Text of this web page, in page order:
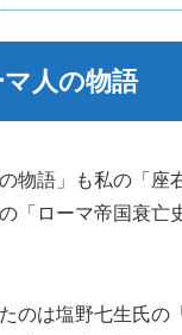
人の物語
物語」も私の「座
「ローマ帝国衰
のは塩野七生氏